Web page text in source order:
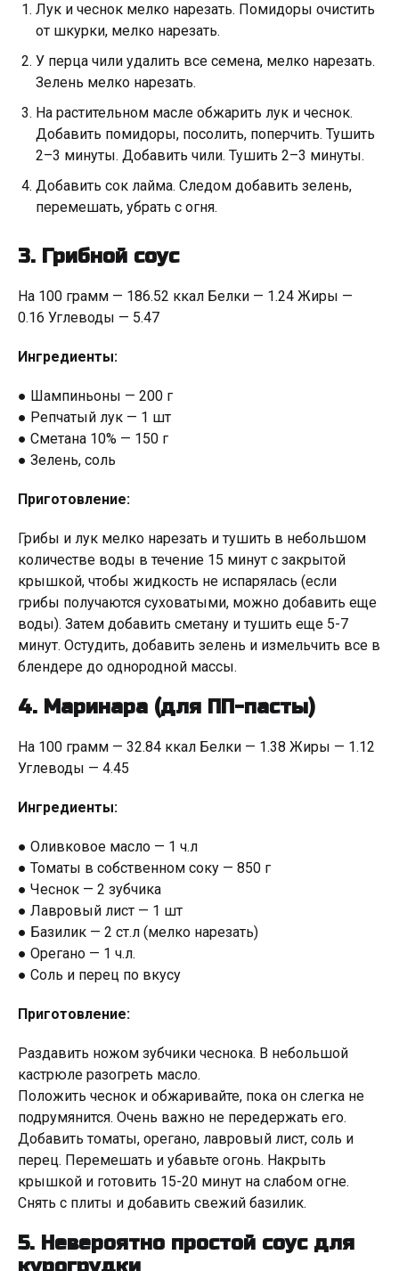
Лук и чеснок мелко нарезать. Помидоры очистить
от шкурки, мелко нарезать.
У перца чили удалить все семена, мелко нарезать.
Зелень мелко нарезать.
На растительном масле обжарить лук и чеснок.
Добавить помидоры, посолить, поперчить. Тушить
2–3 минуты. Добавить чили. Тушить 2–3 минуты.
Добавить сок лайма. Следом добавить зелень,
перемешать, убрать с огня.
3. Грибной соус
На 100 грамм — 186.52 ккал Белки — 1.24 Жиры —
0.16 Углеводы — 5.47
Ингредиенты:
● Шампиньоны — 200 г
● Репчатый лук — 1 шт
● Сметана 10% — 150 г
● Зелень, соль
Приготовление:
Грибы и лук мелко нарезать и тушить в небольшом
количестве воды в течение 15 минут с закрытой
крышкой, чтобы жидкость не испарялась (если
грибы получаются суховатыми, можно добавить еще
воды). Затем добавить сметану и тушить еще 5-7
минут. Остудить, добавить зелень и измельчить все в
блендере до однородной массы.
4. Маринара (для ПП-пасты)
На 100 грамм — 32.84 ккал Белки — 1.38 Жиры — 1.12
Углеводы — 4.45
Ингредиенты:
● Оливковое масло — 1 ч.л
● Томаты в собственном соку — 850 г
● Чеснок — 2 зубчика
● Лавровый лист — 1 шт
● Базилик — 2 ст.л (мелко нарезать)
● Орегано — 1 ч.л.
● Соль и перец по вкусу
Приготовление:
Раздавить ножом зубчики чеснока. В небольшой
кастрюле разогреть масло.
Положить чеснок и обжаривайте, пока он слегка не
подрумянится. Очень важно не передержать его.
Добавить томаты, орегано, лавровый лист, соль и
перец. Перемешать и убавьте огонь. Накрыть
крышкой и готовить 15-20 минут на слабом огне.
Снять с плиты и добавить свежий базилик.
5. Невероятно простой соус для